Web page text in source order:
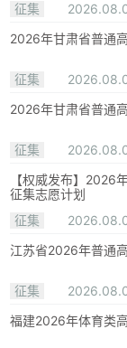
征集
2026年甘肃省普通
征集
2026年甘肃省普通
征集
【权威发布】2026
征集志愿计划
征集
江苏省2026年普通
征集
福建2026年体育类